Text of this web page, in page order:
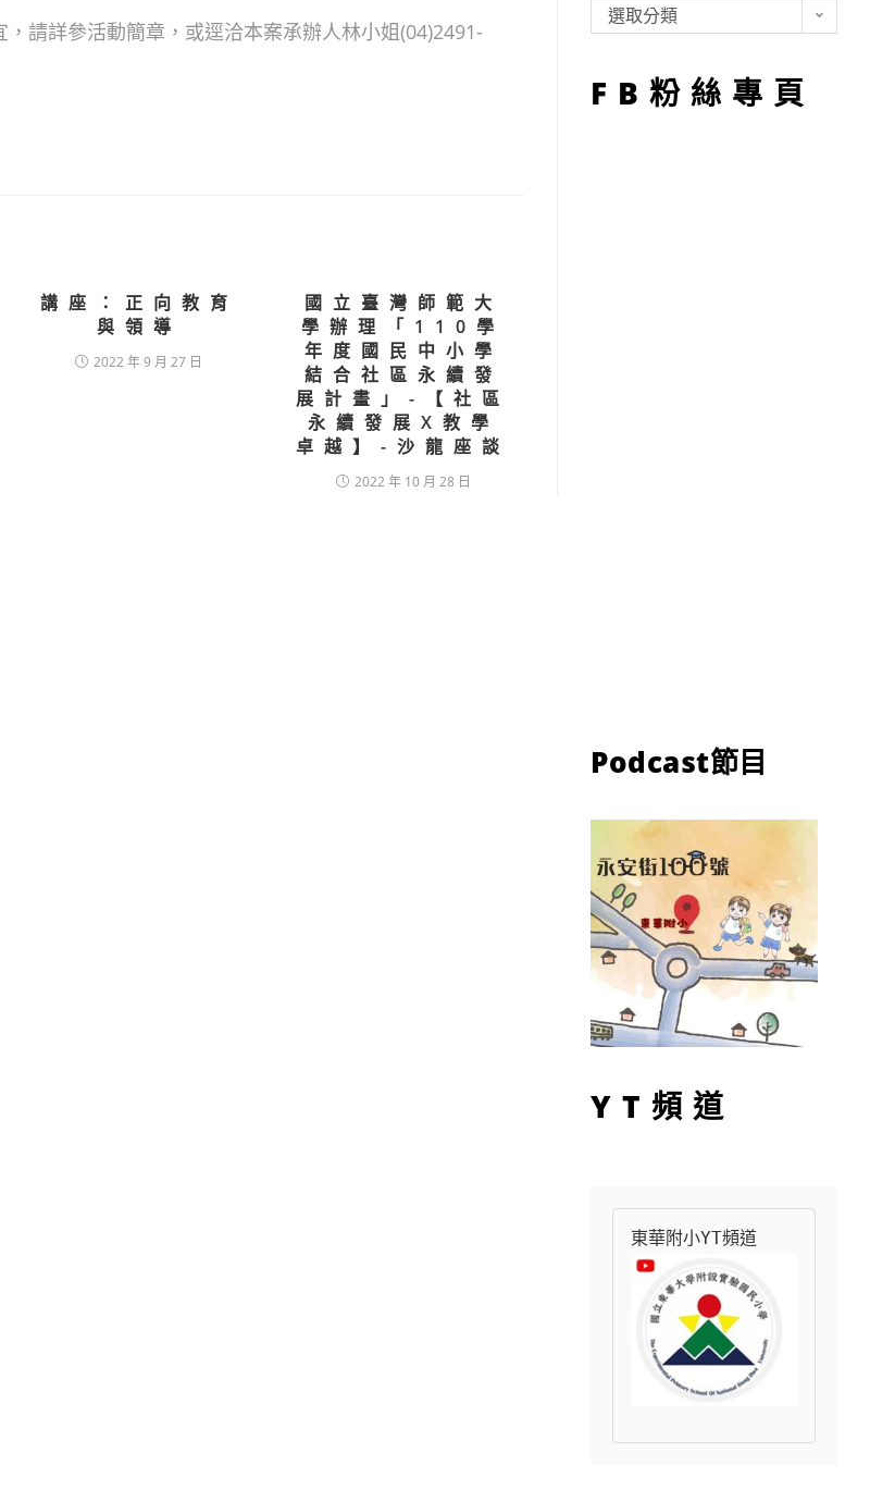
請詳參活動簡章，或逕洽本案承辦人林小姐(04)2491-
講座：正向教育
與領導
2022 年 9 月 27 日
國立臺灣師範大
學辦理「110學
年度國民中小學
結合社區永續發
展計畫」-【社區
永續發展X教學
卓越】-沙龍座談
2022 年 10 月 28 日
型
選取分類
FB粉絲專頁
Podcast節目
YT頻道
東華附小YT頻道